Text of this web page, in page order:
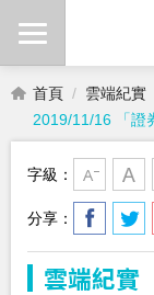
首頁
雲端紀實
2019/11/16 「證
字級：
分享：
雲端紀實